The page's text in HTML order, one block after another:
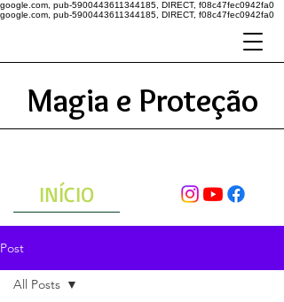
google.com, pub-5900443611344185, DIRECT, f08c47fec0942fa0
google.com, pub-5900443611344185, DIRECT, f08c47fec0942fa0
Magia e Proteção
INÍCIO
Post
All Posts